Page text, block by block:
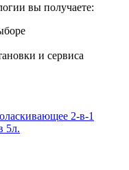
вы получаете:
и сервиса
2-в-1
5л.